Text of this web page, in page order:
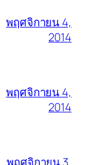
พฤศจิกายน 4,
2014
พฤศจิกายน 4,
2014